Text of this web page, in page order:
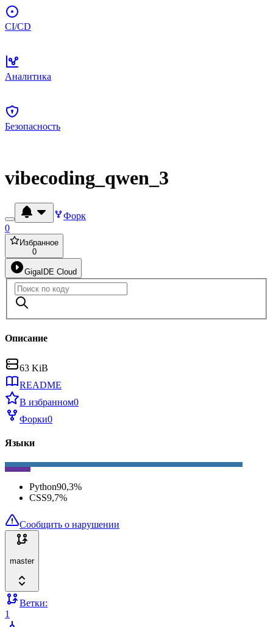
CI/CD
Аналитика
Безопасность
vibecoding_qwen_3
Форк
0
Избранное
0
GigaIDE Cloud
Описание
63 KiB
README
В избранном0
Форки0
Языки
Python90,3%
CSS9,7%
Сообщить о нарушении
master
Ветки:
1